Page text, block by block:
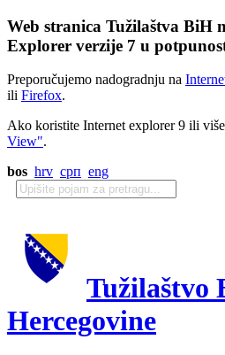
Web stranica Tužilaštva BiH
Explorer verzije 7 u
Preporučujemo nadogradnju na
ili Firefox.
Ako koristite Internet explorer 9 ili više
View".
bos hrv срп eng
Tužilaštvo
Hercegovine